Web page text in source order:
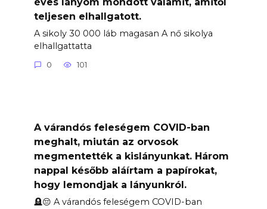
teljesen elhallgatott.
A sikoly 30 000 láb magasan A nő sikolya
elhallgattatta
0 101
A várandós feleségem COVID-ban
meghalt, miután az orvosok
megmentették a kislányunkat. Három
nappal később aláírtam a papírokat,
hogy lemondjak a lányunkról.
🪦😔 A várandós feleségem COVID-ban